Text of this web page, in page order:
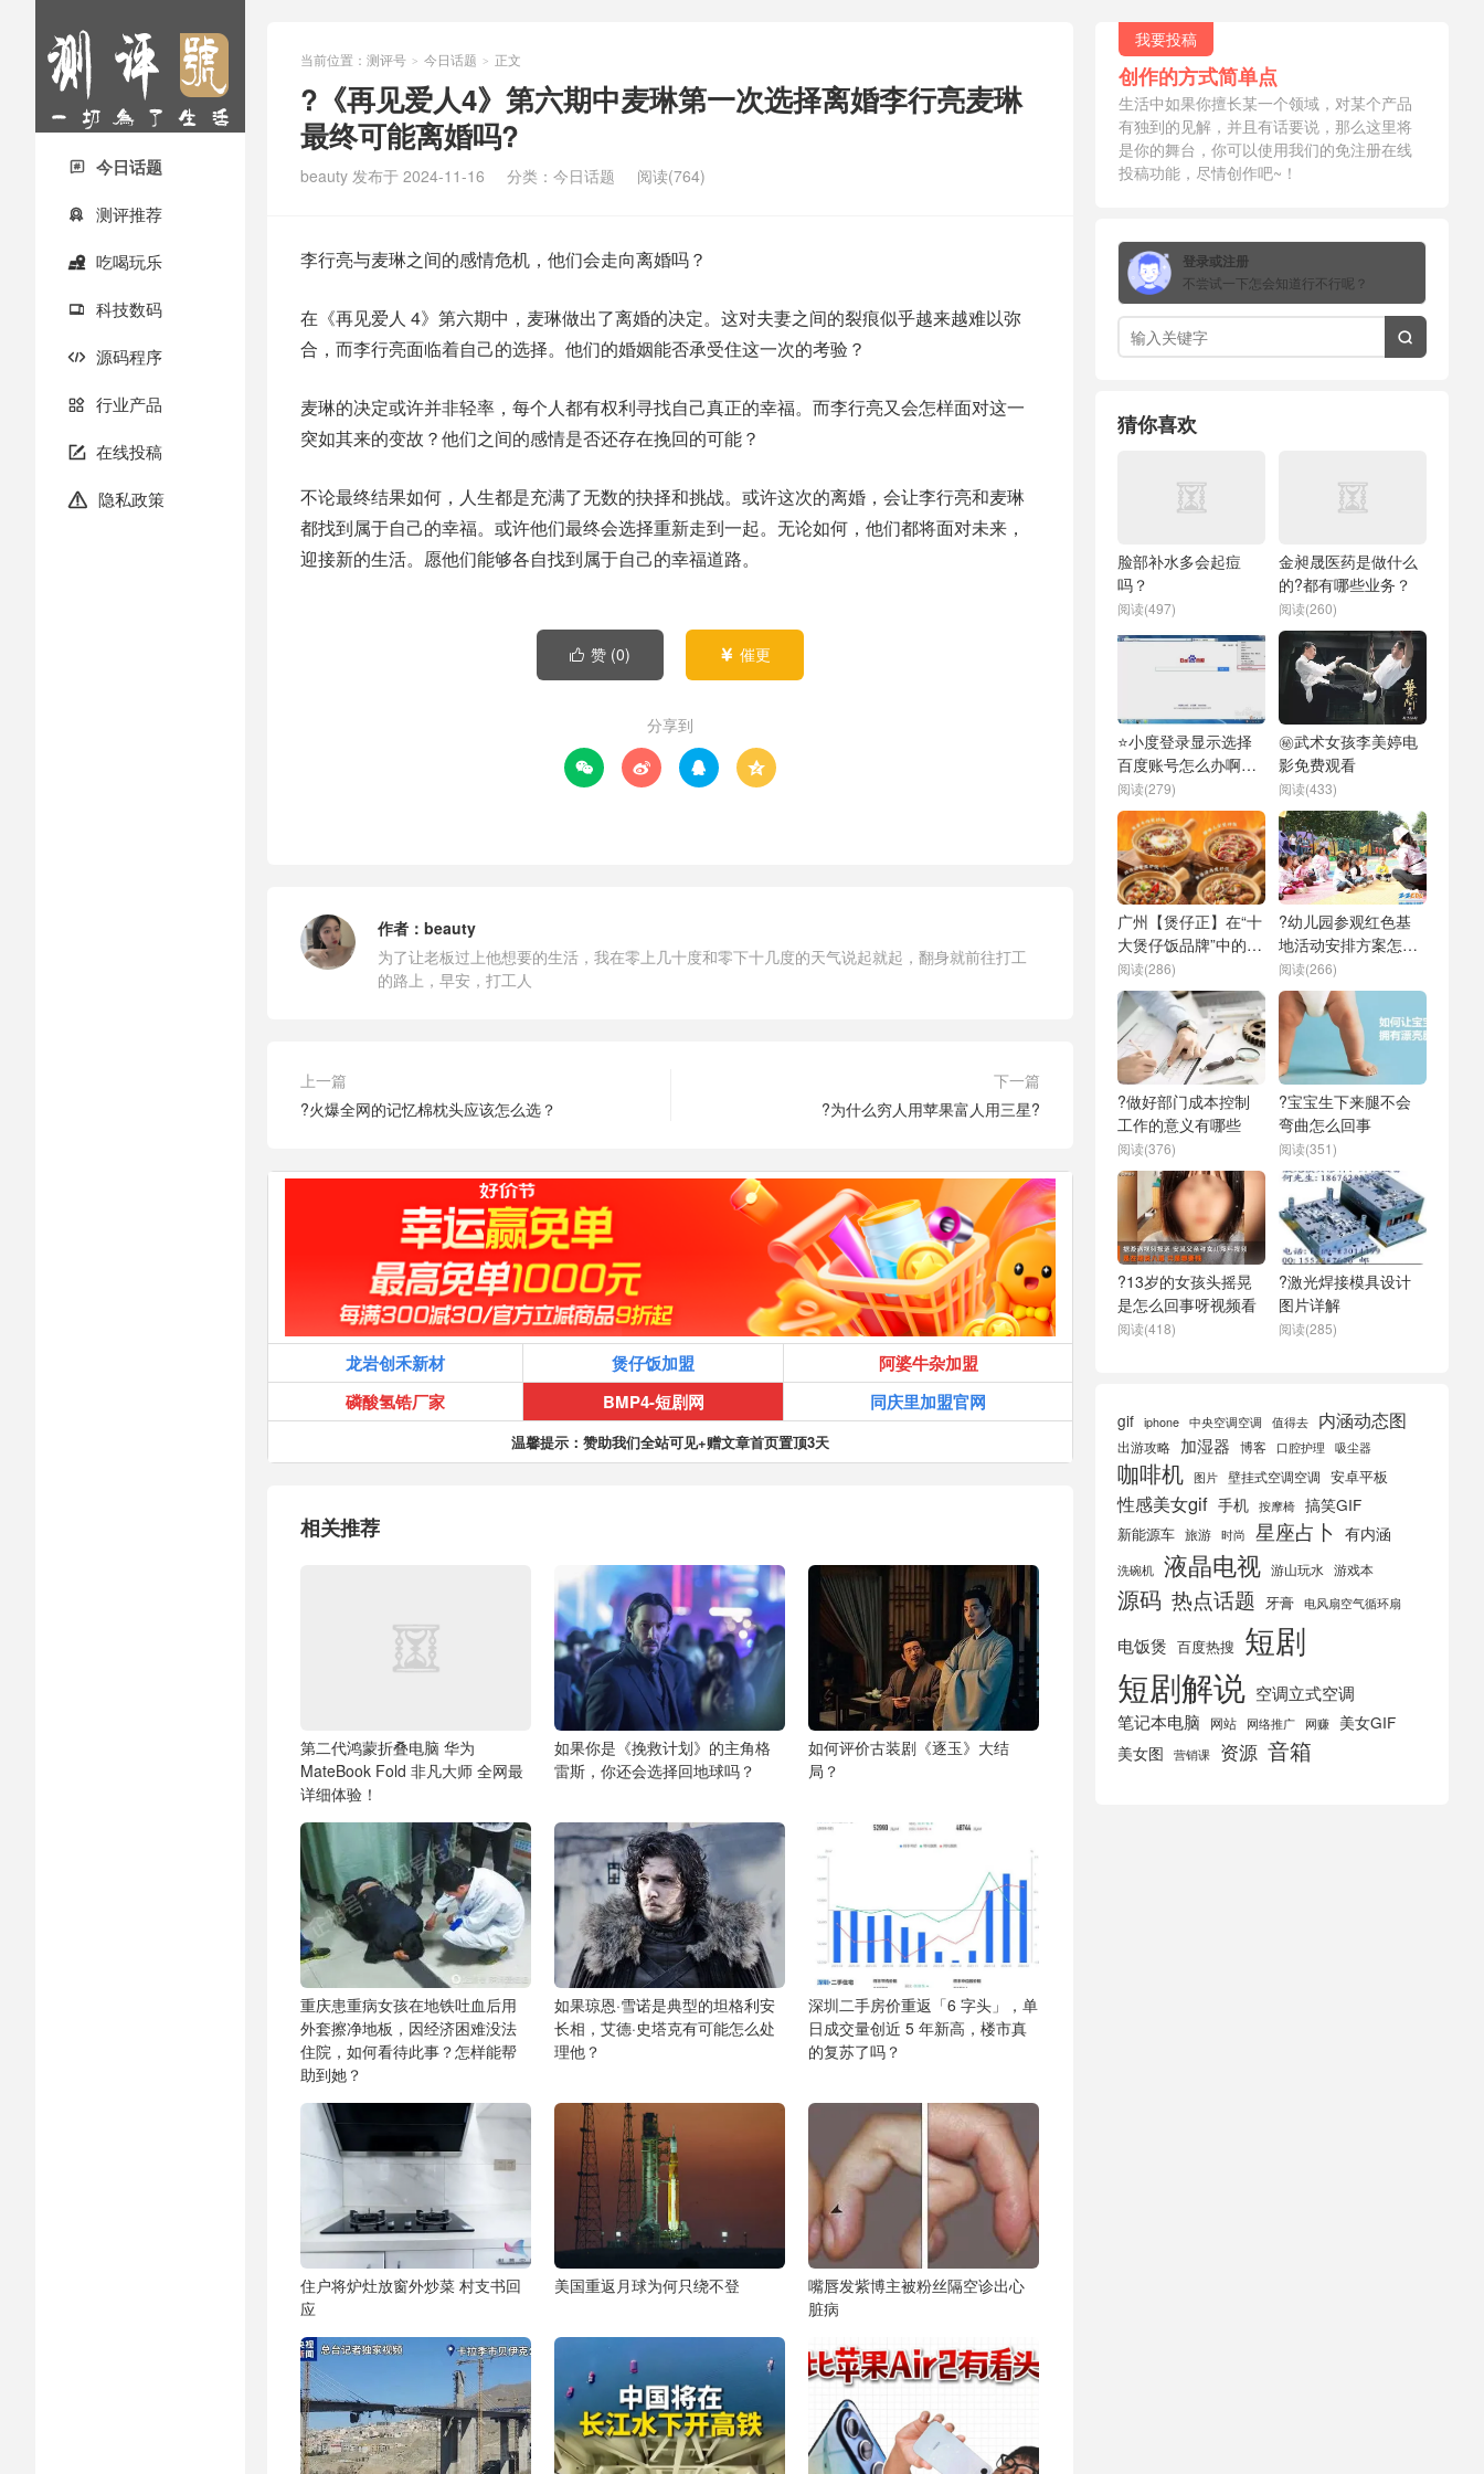
 今日话题
 测评推荐
 吃喝玩乐
 科技数码
 源码程序
 行业产品
 在线投稿
 隐私政策
当前位置： 测评号 > 今日话题 > 正文
?《再见爱人4》第六期中麦琳第一次选择离婚李行亮麦琳
最终可能离婚吗?
beauty 发布于 2024-11-16 分类： 今日话题 阅读(764)
李行亮与麦琳之间的感情危机，他们会走向离婚吗？
在《再见爱人 4》第六期中，麦琳做出了离婚的决定。这对夫妻之间的裂痕似乎越来越难以弥
合，而李行亮面临着自己的选择。他们的婚姻能否承受住这一次的考验？
麦琳的决定或许并非轻率，每个人都有权利寻找自己真正的幸福。而李行亮又会怎样面对这一
突如其来的变故？他们之间的感情是否还存在挽回的可能？
不论最终结果如何，人生都是充满了无数的抉择和挑战。或许这次的离婚，会让李行亮和麦琳
都找到属于自己的幸福。或许他们最终会选择重新走到一起。无论如何，他们都将面对未来，
迎接新的生活。愿他们能够各自找到属于自己的幸福道路。
 赞 (0)  催更
分享到
   
作者： beauty
为了让老板过上他想要的生活，我在零上几十度和零下十几度的天气说起就起，翻身就前往打工
的路上，早安，打工人
上一篇
?火爆全网的记忆棉枕头应该怎么选？
下一篇
?为什么穷人用苹果富人用三星?
龙岩创禾新材 煲仔饭加盟
阿婆牛杂加盟
磷酸氢锆厂家
BMP4-短剧网 同庆里加盟官网
温馨提示：赞助我们全站可见+赠文章首页置顶3天
相关推荐
第二代鸿蒙折叠电脑 华为
MateBook Fold 非凡大师 全网最
详细体验！
如果你是《挽救计划》的主角格
雷斯，你还会选择回地球吗？
如何评价古装剧《逐玉》大结
局？
重庆患重病女孩在地铁吐血后用
外套擦净地板，因经济困难没法
住院，如何看待此事？怎样能帮
助到她？
如果琼恩·雪诺是典型的坦格利安
长相，艾德·史塔克有可能怎么处
理他？
深圳二手房价重返「6 字头」，单
日成交量创近 5 年新高，楼市真
的复苏了吗？
住户将炉灶放窗外炒菜 村支书回
应
美国重返月球为何只绕不登
嘴唇发紫博主被粉丝隔空诊出心
脏病
我要投稿
创作的方式简单点
生活中如果你擅长某一个领域，对某个产品
有独到的见解，并且有话要说，那么这里将
是你的舞台，你可以使用我们的免注册在线
投稿功能，尽情创作吧~！
登录或注册
不尝试一下怎会知道行不行呢？

猜你喜欢
脸部补水多会起痘
吗？
阅读(497)
金昶晟医药是做什么
的?都有哪些业务？
阅读(260)
⭐小度登录显示选择
百度账号怎么办啊安
全吗？
阅读(279)
㊙️武术女孩李美婷电
影免费观看
阅读(433)
广州【煲仔正】在“十
大煲仔饭品牌”中的排
名？
阅读(286)
?幼儿园参观红色基
地活动安排方案怎么
写
阅读(266)
?做好部门成本控制
工作的意义有哪些
阅读(376)
?宝宝生下来腿不会
弯曲怎么回事
阅读(351)
?13岁的女孩头摇晃
是怎么回事呀视频看
阅读(418)
?激光焊接模具设计
图片详解
阅读(285)
gif iphone 中央空调空调 值得去 内涵动态图
出游攻略 加湿器 博客 口腔护理 吸尘器
咖啡机 图片 壁挂式空调空调 安卓平板
性感美女gif 手机 按摩椅 搞笑GIF
新能源车 旅游 时尚 星座占卜 有内涵
洗碗机 液晶电视 游山玩水 游戏本
源码 热点话题 牙膏 电风扇空气循环扇
电饭煲 百度热搜 短剧
短剧解说 空调立式空调
笔记本电脑 网站 网络推广 网赚
美女GIF
美女图
营销课 资源 音箱